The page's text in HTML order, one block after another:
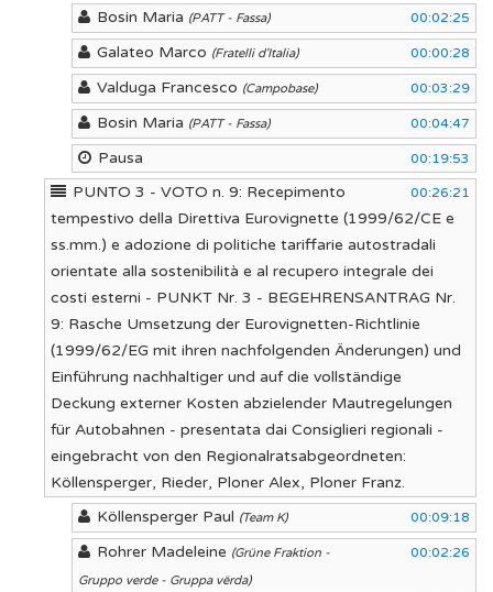
00:02:25
Bosin Maria (PATT - Fassa)
00:00:28
Galateo Marco (Fratelli d'Italia)
00:03:29
Valduga Francesco (Campobase)
00:04:47
Bosin Maria (PATT - Fassa)
00:19:53
Pausa
00:26:21
PUNTO 3 - VOTO n. 9: Recepimento
tempestivo della Direttiva Eurovignette (1999/62/CE e
ss.mm.) e adozione di politiche tariffarie autostradali
orientate alla sostenibilità e al recupero integrale dei
costi esterni - PUNKT Nr. 3 - BEGEHRENSANTRAG Nr.
9: Rasche Umsetzung der Eurovignetten-Richtlinie
(1999/62/EG mit ihren nachfolgenden Änderungen) und
Einführung nachhaltiger und auf die vollständige
Deckung externer Kosten abzielender Mautregelungen
für Autobahnen - presentata dai Consiglieri regionali -
eingebracht von den Regionalratsabgeordneten:
Köllensperger, Rieder, Ploner Alex, Ploner Franz.
00:09:18
Köllensperger Paul (Team K)
00:02:26
Rohrer Madeleine (Grüne Fraktion -
Gruppo verde - Gruppa vërda)